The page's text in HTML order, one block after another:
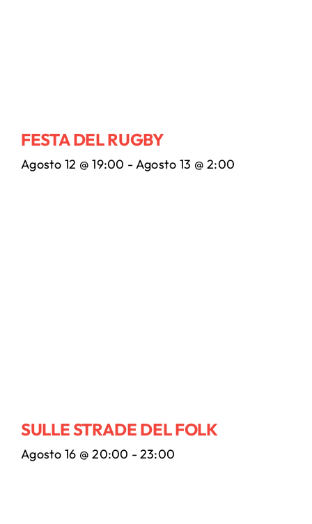
FESTA DEL RUGBY
Agosto 12 @ 19:00 -Agosto 13 @ 2:00
SULLE STRADE DEL FOLK
Agosto 16 @ 20:00 -23:00